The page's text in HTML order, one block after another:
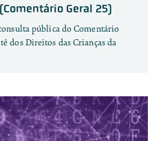
Geral 25)
pública do Comentário
dos Direitos das Crianças da